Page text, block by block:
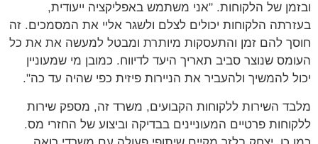
ובזמן של הלקוחות. "אני משתמש באפליקציה ייעודית,
בעזרתה הלקוחות יכולים לצלם ולשגר אליי את המסמכים. זה
חוסך להם זמן והתעסקות מיותרת ומבטל למעשה את את כל
העומס שנוצר סביב תאריך היעד לדיווח. כמובן מי שמעוניין
יכול להמשיך ולהעביר את הניירות פיזית כפי שהיה עד כה".
מלבד השירות ללקוחות הקבועים, משרד זה, מספק שירות
ללקוחות פרטיים המעוניינים בבדיקה וביצוע של החזרי מס.